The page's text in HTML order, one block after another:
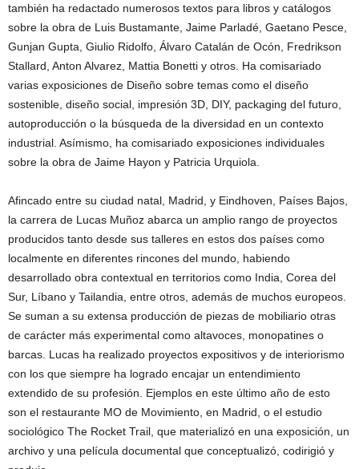
también ha redactado numerosos textos para libros y catálogos
sobre la obra de Luis Bustamante, Jaime Parladé, Gaetano Pesce,
Gunjan Gupta, Giulio Ridolfo, Álvaro Catalán de Ocón, Fredrikson
Stallard, Anton Alvarez, Mattia Bonetti y otros. Ha comisariado
varias exposiciones de Diseño sobre temas como el diseño
sostenible, diseño social, impresión 3D, DIY, packaging del futuro,
autoproducción o la búsqueda de la diversidad en un contexto
industrial. Asímismo, ha comisariado exposiciones individuales
sobre la obra de Jaime Hayon y Patricia Urquiola.
Afincado entre su ciudad natal, Madrid, y Eindhoven, Países Bajos,
la carrera de Lucas Muñoz abarca un amplio rango de proyectos
producidos tanto desde sus talleres en estos dos países como
localmente en diferentes rincones del mundo, habiendo
desarrollado obra contextual en territorios como India, Corea del
Sur, Líbano y Tailandia, entre otros, además de muchos europeos.
Se suman a su extensa producción de piezas de mobiliario otras
de carácter más experimental como altavoces, monopatines o
barcas. Lucas ha realizado proyectos expositivos y de interiorismo
con los que siempre ha logrado encajar un entendimiento
extendido de su profesión. Ejemplos en este último año de esto
son el restaurante MO de Movimiento, en Madrid, o el estudio
sociológico The Rocket Trail, que materializó en una exposición, un
archivo y una película documental que conceptualizó, codirigió y